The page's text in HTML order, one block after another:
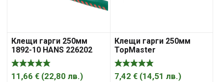
Клещи гарги 250мм
1892-10 HANS 226202
11,66 € (22,80 лв.)
Клещи гарги 250мм
TopMaster
7,42 € (14,51 лв.)